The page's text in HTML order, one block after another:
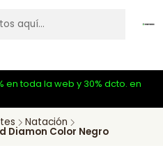
en toda la web y 30% dcto. en
Natación
Diamon Color Negro